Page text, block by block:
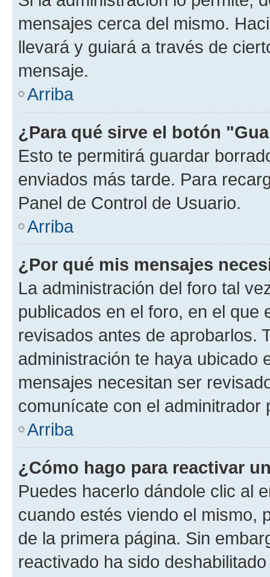
mensajes cerca del mismo.
llevará y guiará a través de
mensaje.
Arriba
¿Para qué sirve el botón
Esto te permitirá guardar
enviados más tarde. Para
Panel de Control de Usuario.
Arriba
¿Por qué mis mensajes
La administración del foro tal
publicados en el foro, en el
revisados antes de aprobarlos.
administración te haya ubicado
mensajes necesitan ser
comunícate con el
Arriba
¿Cómo hago para reactivar
Puedes hacerlo dándole clic al
cuando estés viendo el mismo,
de la primera página. Sin
reactivado ha sido